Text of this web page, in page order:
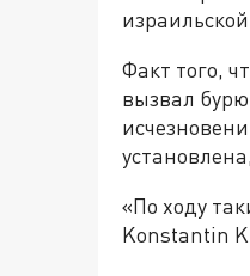
Факт того,
вызвал
«По ходу
Konstantin